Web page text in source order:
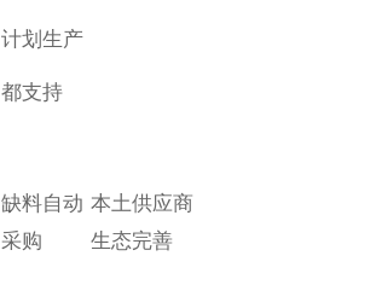
计划生产
都支持
缺料自动
采购
本土供应商
生态完善